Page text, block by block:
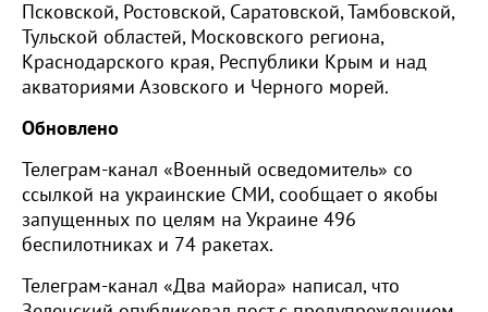
Псковской, Ростовской, Саратовской, Тамбовской,
Тульской областей, Московского региона,
Краснодарского края, Республики Крым и над
акваториями Азовского и Черного морей.
Обновлено
Телеграм-канал «Военный осведомитель» со
ссылкой на украинские СМИ, сообщает о якобы
запущенных по целям на Украине 496
беспилотниках и 74 ракетах.
Телеграм-канал «Два майора» написал, что